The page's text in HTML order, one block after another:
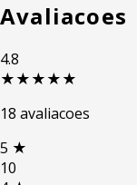
Avaliacoes
4.8
★★★★★
18 avaliacoes
5 ★
10